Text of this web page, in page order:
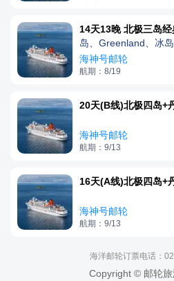
14天13晚 北极三岛
岛、Greenland、冰
海神号邮轮
航期：8/19
20天(B线)北极四岛+
海神号邮轮
航期：9/13
16天(A线)北极四岛+
海神号邮轮
航期：9/13
海洋邮轮订票电话：
Copyright © 邮轮